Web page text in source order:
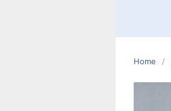
Home